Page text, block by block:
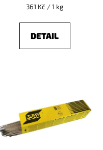
Měrná
361 Kč / 1 kg
DETAIL